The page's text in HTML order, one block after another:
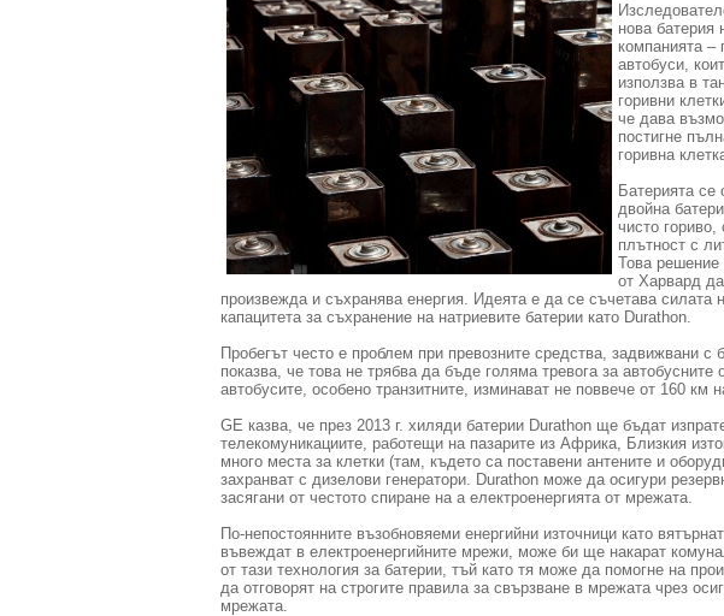
нова батерия
компанията –
автобуси,
използва в
горивни
че дава
постигне
горивна
Батерията се
двойна
чисто гориво,
плътност с
Това решение
от Харвард
произвежда и съхранява енергия. Идеята е да се съчетава силата
капацитета за съхранение на натриевите батерии като Durathon.
Пробегът често е проблем при превозните средства, задвижвани с
показва, че това не трябва да бъде голяма тревога за автобусните
автобусите, особено транзитните, изминават не поввече от 160 км
GE казва, че през 2013 г. хиляди батерии Durathon ще бъдат
телекомуникациите, работещи на пазарите из Африка, Близкия
много места за клетки (там, където са поставени антените и
захранват с дизелови генератори. Durathon може да осигури
засягани от честото спиране на а електроенергията от мрежата.
По-непостоянните възобновяеми енергийни източници като
въвеждат в електроенергийните мрежи, може би ще накарат
от тази технология за батерии, тъй като тя може да помогне на
да отговорят на строгите правила за свързване в мрежата чрез
мрежата.